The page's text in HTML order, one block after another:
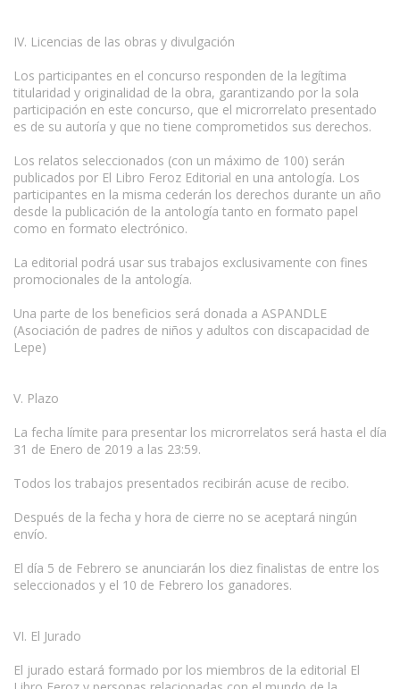
IV. Licencias de las obras y divulgación
Los participantes en el concurso responden de la legítima
titularidad y originalidad de la obra, garantizando por la sola
participación en este concurso, que el microrrelato presentado
es de su autoría y que no tiene comprometidos sus derechos.
Los relatos seleccionados (con un máximo de 100) serán
publicados por El Libro Feroz Editorial en una antología. Los
participantes en la misma cederán los derechos durante un año
desde la publicación de la antología tanto en formato papel
como en formato electrónico.
La editorial podrá usar sus trabajos exclusivamente con fines
promocionales de la antología.
Una parte de los beneficios será donada a ASPANDLE
(Asociación de padres de niños y adultos con discapacidad de
Lepe)
V. Plazo
La fecha límite para presentar los microrrelatos será hasta el día
31 de Enero de 2019 a las 23:59.
Todos los trabajos presentados recibirán acuse de recibo.
Después de la fecha y hora de cierre no se aceptará ningún
envío.
El día 5 de Febrero se anunciarán los diez finalistas de entre los
seleccionados y el 10 de Febrero los ganadores.
VI. El Jurado
El jurado estará formado por los miembros de la editorial El